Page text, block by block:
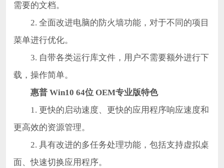
需要的文档。
2. 全面改进电脑的防火墙功能，对于不同的项目
菜单进行优化。
3. 自带各类运行库文件，用户不需要额外进行下
载，操作简单。
惠普 Win10 64位 OEM专业版特色
1. 更快的启动速度、更快的应用程序响应速度和
更高效的资源管理。
2. 具有改进的多任务处理功能，包括支持虚拟桌
面、快速切换应用程序。